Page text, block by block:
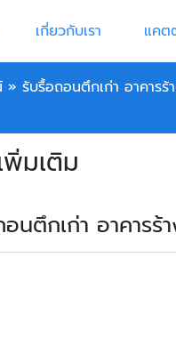
เกี่ยวกับเรา แคต
» รับรื้อถอนตึกเก่า อาคารร้
พิ่มเติม
นตึกเก่า อาคารร้